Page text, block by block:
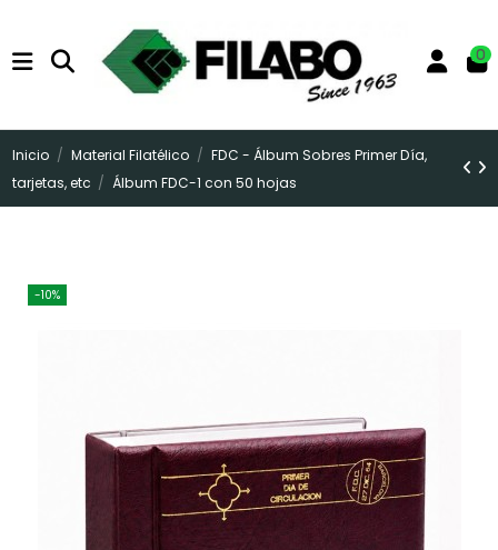
0
Inicio Material Filatélico
FDC - Álbum Sobres Primer Día,
tarjetas, etc
Álbum FDC-1 con 50 hojas
-10%